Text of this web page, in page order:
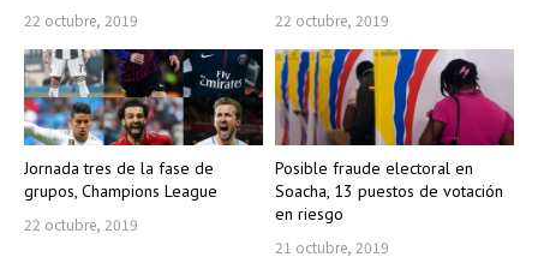
22 octubre, 2019 22 octubre, 2019
Jornada tres de la fase de
grupos, Champions League
22 octubre, 2019
Posible fraude electoral en
Soacha, 13 puestos de votación
en riesgo
21 octubre, 2019